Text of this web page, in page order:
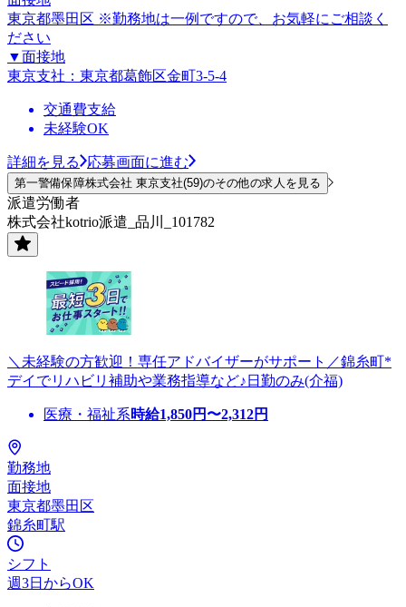
東京都墨田区 ※勤務地は一例ですので、お気軽にご相談く
ださい
▼面接地
東京支社：東京都葛飾区金町3-5-4
交通費支給
未経験OK
詳細を見る 応募画面に進む
第一警備保障株式会社 東京支社(59)のその他の求人を見る
派遣労働者
株式会社kotrio派遣_品川_101782
＼未経験の方歓迎！専任アドバイザーがサポート／錦糸町*
デイでリハビリ補助や業務指導など♪日勤のみ(介福)
医療・福祉系時給1,850円〜2,312円
勤務地
面接地
東京都墨田区
錦糸町駅
シフト
週3日からOK